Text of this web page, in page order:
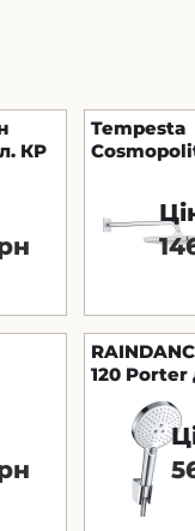
КР
Tempesta
GROHE
120